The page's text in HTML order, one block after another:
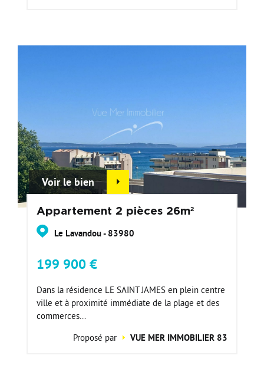
Voir le bien
Appartement 2 pièces 26m²
Le Lavandou - 83980
199 900 €
Dans la résidence LE SAINT JAMES en plein centre
ville et à proximité immédiate de la plage et des
commerces...
Proposé par
VUE MER IMMOBILIER 83